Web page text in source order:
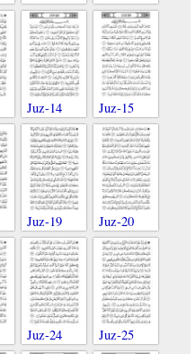
Juz-14 Juz-15
Juz-19 Juz-20
Juz-24 Juz-25